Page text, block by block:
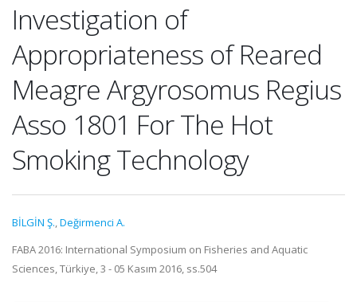
Investigation of
Appropriateness of Reared
Meagre Argyrosomus Regius
Asso 1801 For The Hot
Smoking Technology
BİLGİN Ş.,Değirmenci A.
FABA 2016: International Symposium on Fisheries and Aquatic
Sciences, Türkiye, 3 - 05 Kasım 2016, ss.504